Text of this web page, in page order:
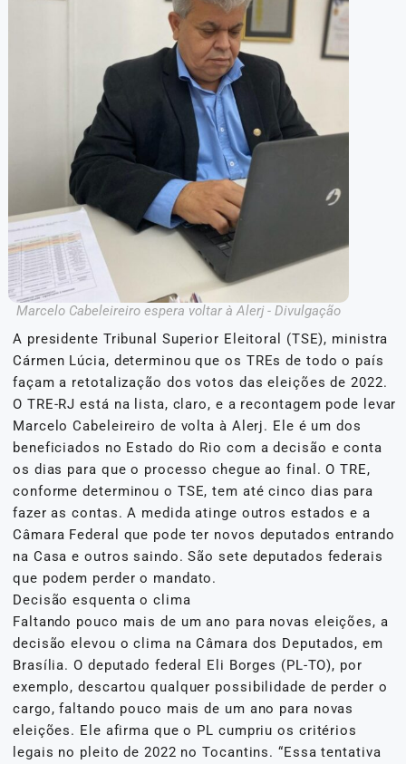
Marcelo Cabeleireiro espera voltar à Alerj - Divulgação
A presidente Tribunal Superior Eleitoral (TSE), ministra
Cármen Lúcia, determinou que os TREs de todo o país
façam a retotalização dos votos das eleições de 2022.
O TRE-RJ está na lista, claro, e a recontagem pode levar
Marcelo Cabeleireiro de volta à Alerj. Ele é um dos
beneficiados no Estado do Rio com a decisão e conta
os dias para que o processo chegue ao final. O TRE,
conforme determinou o TSE, tem até cinco dias para
fazer as contas. A medida atinge outros estados e a
Câmara Federal que pode ter novos deputados entrando
na Casa e outros saindo. São sete deputados federais
que podem perder o mandato.
Decisão esquenta o clima
Faltando pouco mais de um ano para novas eleições, a
decisão elevou o clima na Câmara dos Deputados, em
Brasília. O deputado federal Eli Borges (PL-TO), por
exemplo, descartou qualquer possibilidade de perder o
cargo, faltando pouco mais de um ano para novas
eleições. Ele afirma que o PL cumpriu os critérios
legais no pleito de 2022 no Tocantins. “Essa tentativa